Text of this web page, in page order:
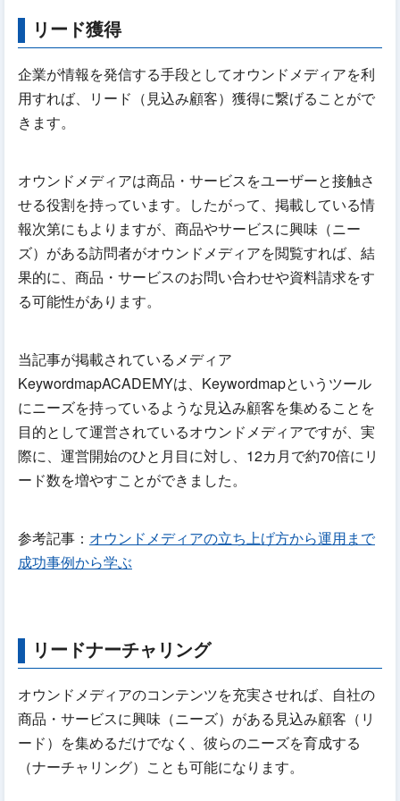
リード獲得
企業が情報を発信する手段としてオウンドメディアを利
用すれば、リード（見込み顧客）獲得に繋げることがで
きます。
オウンドメディアは商品・サービスをユーザーと接触さ
せる役割を持っています。したがって、掲載している情
報次第にもよりますが、商品やサービスに興味（ニー
ズ）がある訪問者がオウンドメディアを閲覧すれば、結
果的に、商品・サービスのお問い合わせや資料請求をす
る可能性があります。
当記事が掲載されているメディア
KeywordmapACADEMYは、Keywordmapというツール
にニーズを持っているような見込み顧客を集めることを
目的として運営されているオウンドメディアですが、実
際に、運営開始のひと月目に対し、12カ月で約70倍にリ
ード数を増やすことができました。
参考記事： オウンドメディアの立ち上げ方から運用まで
成功事例から学ぶ
リードナーチャリング
オウンドメディアのコンテンツを充実させれば、自社の
商品・サービスに興味（ニーズ）がある見込み顧客（リ
ード）を集めるだけでなく、彼らのニーズを育成する
（ナーチャリング）ことも可能になります。